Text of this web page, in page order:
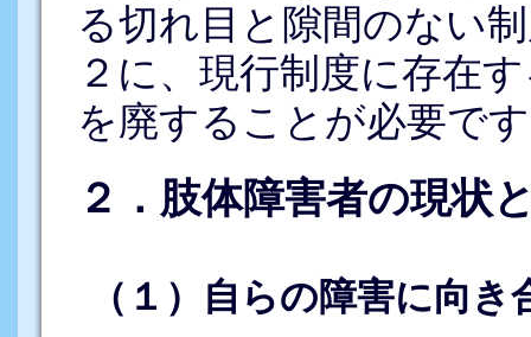
る切れ目と隙間のない
２に、現行制度に存在
を廃することが必要で
２．肢体障害者の現状
（１）自らの障害に向